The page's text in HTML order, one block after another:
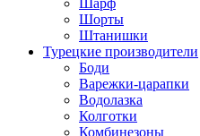
Шарф
Шорты
Штанишки
Турецкие производители
Боди
Варежки-царапки
Водолазка
Колготки
Комбинезоны